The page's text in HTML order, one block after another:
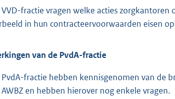
VVD-fractie vragen welke acties
in hun contracteervoorwaarden eisen
van de PvdA-fractie
fractie hebben kennisgenomen van de
en hebben hierover nog enkele vragen.